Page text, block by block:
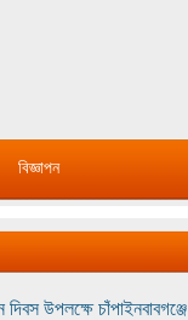
বিজ্ঞাপন
উপলক্ষে চাঁপাইনবাবগঞ্জে